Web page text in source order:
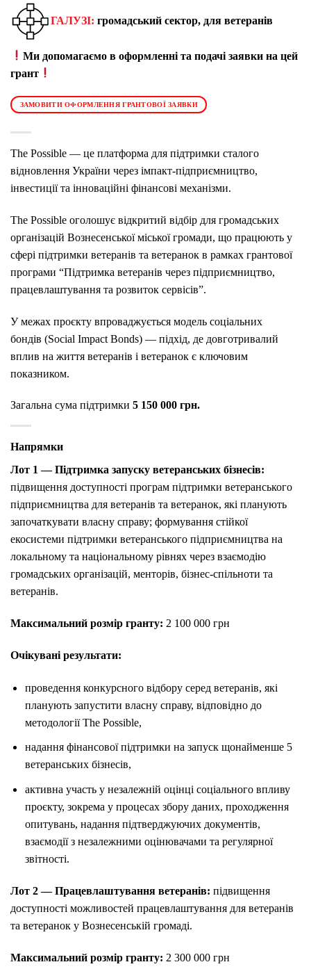
ГАЛУЗІ: громадський сектор, для ветеранів
Ми допомагаємо в оформленні та подачі заявки на цей
грант
ЗАМОВИТИ ОФОРМЛЕННЯ ГРАНТОВОЇ ЗАЯВКИ
The Possible — це платформа для підтримки сталого
відновлення України через імпакт-підприємництво,
інвестиції та інноваційні фінансові механізми.
The Possible оголошує відкритий відбір для громадських
організацій Вознесенської міської громади, що працюють у
сфері підтримки ветеранів та ветеранок в рамках грантової
програми “Підтримка ветеранів через підприємництво,
працевлаштування та розвиток сервісів”.
У межах проєкту впроваджується модель соціальних
бондів (Social Impact Bonds) — підхід, де довготривалий
вплив на життя ветеранів і ветеранок є ключовим
показником.
Загальна сума підтримки 5 150 000 грн.
Напрямки
Лот 1 — Підтримка запуску ветеранських бізнесів:
підвищення доступності програм підтримки ветеранського
підприємництва для ветеранів та ветеранок, які планують
започаткувати власну справу; формування стійкої
екосистеми підтримки ветеранського підприємництва на
локальному та національному рівнях через взаємодію
громадських організацій, менторів, бізнес-спільноти та
ветеранів.
Максимальний розмір гранту: 2 100 000 грн
Очікувані результати:
проведення конкурсного відбору серед ветеранів, які
планують запустити власну справу, відповідно до
методології The Possible,
надання фінансової підтримки на запуск щонайменше 5
ветеранських бізнесів,
активна участь у незалежній оцінці соціального впливу
проєкту, зокрема у процесах збору даних, проходження
опитувань, надання підтверджуючих документів,
взаємодії з незалежними оцінювачами та регулярної
звітності.
Лот 2 — Працевлаштування ветеранів: підвищення
доступності можливостей працевлаштування для ветеранів
та ветеранок у Вознесенській громаді.
Максимальний розмір гранту: 2 300 000 грн